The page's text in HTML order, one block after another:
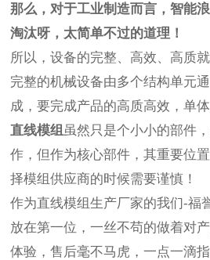
那么，对于工业制造而言，智能
淘汰呀，太简单不过的道理！
所以，设备的完整、高效、高质
完整的机械设备由多个结构单元
成，要完成产品的高质高效，单
直线模组 虽然只是个小小的部件
作，但作为核心部件，其重要位
择模组供应商的时候需要谨慎！
作为直线模组生产厂家的我们-福
放在第一位，一丝不苟的做着对
体验，售后毫不马虎，一点一滴